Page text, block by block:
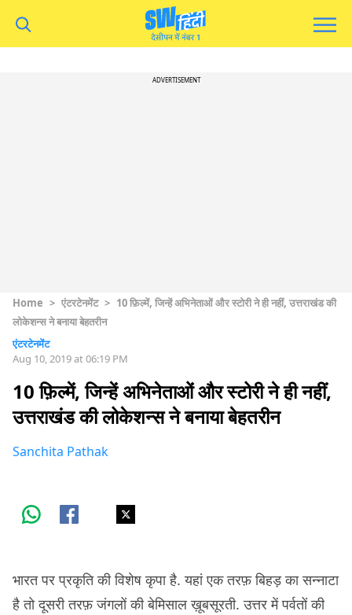
ADVERTISEMENT
Home > एंटरटेनमेंट > 10 फ़िल्में, जिन्हें अभिनेताओं और स्टोरी ने ही नहीं, उत्तराखंड की
लोकेशन्स ने बनाया बेहतरीन
एंटरटेनमेंट
Aug 10, 2019 at 06:19 PM
10 फ़िल्में, जिन्हें अभिनेताओं और स्टोरी ने ही नहीं,
उत्तराखंड की लोकेशन्स ने बनाया बेहतरीन
Sanchita Pathak
भारत पर प्रकृति की विशेष कृपा है. यहां एक तरफ़ बिहड़ का सन्नाटा
है तो दूसरी तरफ़ जंगलों की बेमिसाल ख़ूबसूरती. उत्तर में पर्वतों की